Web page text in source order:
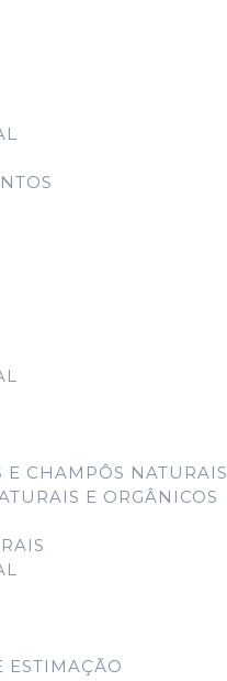
CHAMPÔS NATURAIS
E ORGÂNICOS
ESTIMAÇÃO